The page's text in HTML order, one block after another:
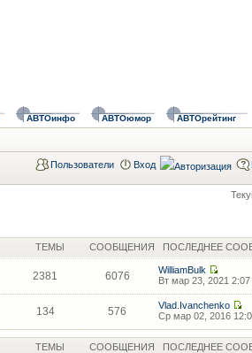
АВТОинфо АВТОюмор АВТОрейтинг
Пользователи Вход
ТЕМЫ СООБЩЕНИЯ ПОСЛЕДНЕЕ
2381 6076
WilliamBulk
Вт мар 23, 2021 2:07
134 576
Vlad.Ivanchenko
Ср мар 02, 2016
ТЕМЫ СООБЩЕНИЯ ПОСЛЕДНЕЕ